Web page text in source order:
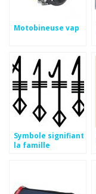
Motobineuse vap
Symbole signifiant
la famille